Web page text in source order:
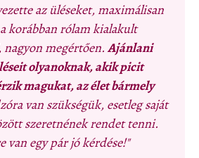
az üléseket, maximálisan
korábban rólam kialakult
nagyon megértően. Ajánlani
olyanoknak, akik picit
magukat, az élet bármely
van szükségük, esetleg saját
szeretnének rendet tenni.
van egy pár jó kérdése!"